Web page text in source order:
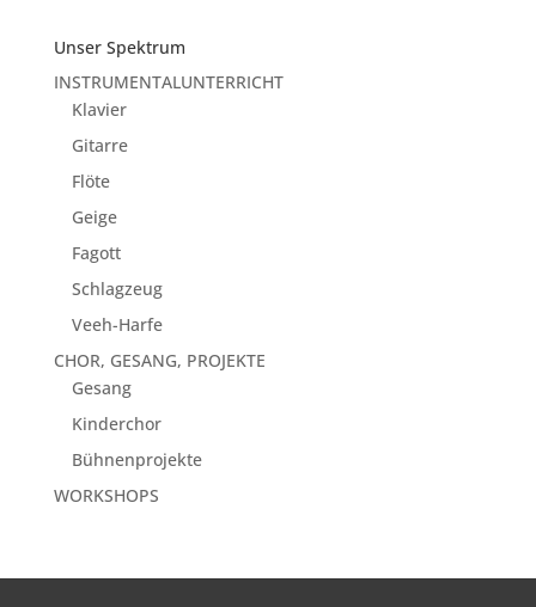
Unser Spektrum
INSTRUMENTALUNTERRICHT
Klavier
Gitarre
Flöte
Geige
Fagott
Schlagzeug
Veeh-Harfe
CHOR, GESANG, PROJEKTE
Gesang
Kinderchor
Bühnenprojekte
WORKSHOPS